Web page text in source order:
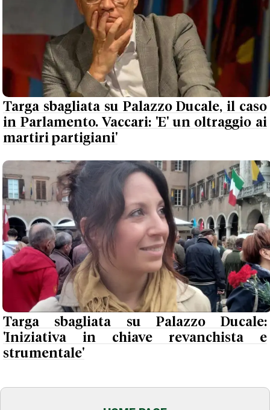
Targa sbagliata su Palazzo Ducale, il caso
in Parlamento. Vaccari: 'E' un oltraggio ai
martiri partigiani'
Targa sbagliata su Palazzo Ducale:
'Iniziativa in chiave revanchista e
strumentale'